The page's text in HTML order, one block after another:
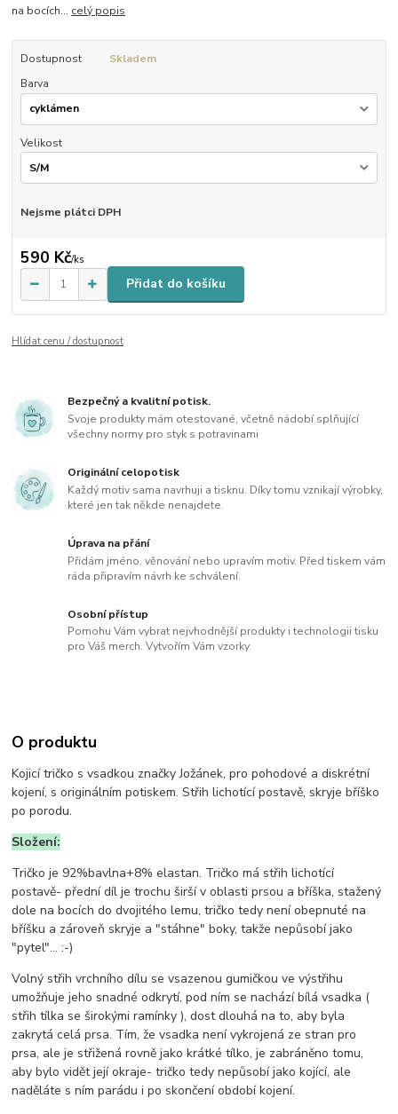
na bocích... celý popis
Dostupnost
Skladem
Barva
Velikost
Nejsme plátci DPH
590 Kč/ks
Přidat do košíku
Hlídat cenu / dostupnost
Bezpečný a kvalitní potisk.
Svoje produkty mám otestované, včetně nádobí splňující
všechny normy pro styk s potravinami
Originální celopotisk
Každý motiv sama navrhuji a tisknu. Díky tomu vznikají výrobky,
které jen tak někde nenajdete.
Úprava na přání
Přidám jméno, věnování nebo upravím motiv. Před tiskem vám
ráda připravím návrh ke schválení.
Osobní přístup
Pomohu Vám vybrat nejvhodnější produkty i technologii tisku
pro Váš merch. Vytvořím Vám vzorky.
O produktu
Kojicí tričko s vsadkou značky Jožánek, pro pohodové a diskrétní
kojení, s originálním potiskem. Střih lichotící postavě, skryje bříško
po porodu.
Složení:
Tričko je 92%bavlna+8% elastan. Tričko má střih lichotící
postavě- přední díl je trochu širší v oblasti prsou a bříška, stažený
dole na bocích do dvojitého lemu, tričko tedy není obepnuté na
bříšku a zároveň skryje a "stáhne" boky, takže nepůsobí jako
"pytel"... :-)
Volný střih vrchního dílu se vsazenou gumičkou ve výstřihu
umožňuje jeho snadné odkrytí, pod ním se nachází bílá vsadka (
střih tílka se širokými ramínky ), dost dlouhá na to, aby byla
zakrytá celá prsa. Tím, že vsadka není vykrojená ze stran pro
prsa, ale je střižená rovně jako krátké tílko, je zabráněno tomu,
aby bylo vidět její okraje- tričko tedy nepůsobí jako kojící, ale
naděláte s ním parádu i po skončení období kojení.